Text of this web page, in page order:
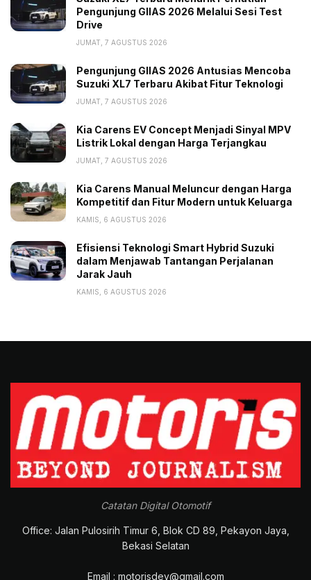
dipadukan dengan suspensi mekanis Ohlins serta velg
forged magnesium Marchesini.
Mengenai harga Aprilia X 250TH dipasarkan dengan
angka yang cukup fantastis yaitu 150.000 USD atau
sekitar Rp2,5 miliar untuk pasar Amerika Serikat. Di
€115.000 atau setara Rp2,2 miliar sebelum pajak.
Konsumen yang beruntung juga akan mendapatkan
pengaturan ECU serta berbagai perlengkapan
paddock eksklusif.
menegaskan bahwa model ini merupakan
persembahan bagi para penggemar kecepatan tingkat
eksklusif yang semakin mendekati motor MotoGP.
tertandingi. Selama bertahun-tahun, motor seri X telah
menjadi incaran para kolektor maupun mereka yang
ingin merasakan sensasi yang sangat mirip dengan
yang dirasakan para pembalap MotoGP,” pungkas
Massimo.
Pengunjung GIIAS 2026 Melalui Sesi Test
Drive
JUMAT, 7 AGUSTUS 2026
Pengunjung GIIAS 2026 Antusias Mencoba
Suzuki XL7 Terbaru Akibat Fitur Teknologi
JUMAT, 7 AGUSTUS 2026
Kia Carens EV Concept Menjadi Sinyal MPV
Listrik Lokal dengan Harga Terjangkau
JUMAT, 7 AGUSTUS 2026
Kia Carens Manual Meluncur dengan Harga
Kompetitif dan Fitur Modern untuk Keluarga
KAMIS, 6 AGUSTUS 2026
Efisiensi Teknologi Smart Hybrid Suzuki
dalam Menjawab Tantangan Perjalanan
Jarak Jauh
KAMIS, 6 AGUSTUS 2026
Catatan Digital Otomotif
Office: Jalan Pulosirih Timur 6, Blok CD 89, Pekayon Jaya,
Bekasi Selatan
Email : motorisdev@gmail.com